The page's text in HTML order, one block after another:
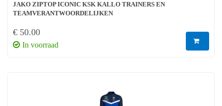
JAKO ZIPTOP ICONIC KSK KALLO TRAINERS EN
TEAMVERANTWOORDELIJKEN
€ 50.00
In voorraad